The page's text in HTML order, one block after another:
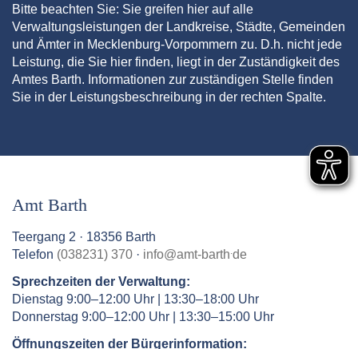
Bitte beachten Sie: Sie greifen hier auf alle
Verwaltungsleistungen der Landkreise, Städte, Gemeinden
und Ämter in Mecklenburg-Vorpommern zu. D.h. nicht jede
Leistung, die Sie hier finden, liegt in der Zuständigkeit des
Amtes Barth. Informationen zur zuständigen Stelle finden
Sie in der Leistungsbeschreibung in der rechten Spalte.
Amt Barth
Teergang 2 · 18356 Barth
Telefon (038231) 370 · info@amt-barth.de
Sprechzeiten der Verwaltung:
Dienstag 9:00–12:00 Uhr | 13:30–18:00 Uhr
Donnerstag 9:00–12:00 Uhr | 13:30–15:00 Uhr
Öffnungszeiten der Bürgerinformation: